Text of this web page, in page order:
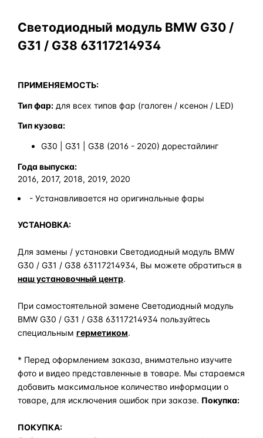
Светодиодный модуль BMW G30 /
G31 / G38 63117214934
ПРИМЕНЯЕМОСТЬ:
Тип фар: для всех типов фар (галоген / ксенон / LED)
Тип кузова:
G30 | G31 | G38 (2016 - 2020) дорестайлинг
Года выпуска:
2016, 2017, 2018, 2019, 2020
- Устанавливается на оригинальные фары
УСТАНОВКА:
Для замены / установки Светодиодный модуль BMW
G30 / G31 / G38 63117214934, Вы можете обратиться в
наш установочный центр.
При самостоятельной замене Светодиодный модуль
BMW G30 / G31 / G38 63117214934 пользуйтесь
специальным герметиком.
* Перед оформлением заказа, внимательно изучите
фото и видео представленные в товаре. Мы стараемся
добавить максимальное количество информации о
товаре, для исключения ошибок при заказе. Покупка:
ПОКУПКА: